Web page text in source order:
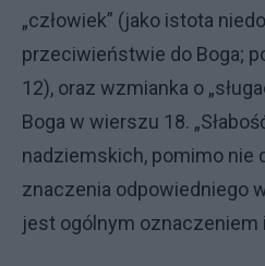
„czło­wiek” (jako istota
przeciwieństwie do Boga;
12), oraz wzmianka o
Boga w wierszu 18.
nadziemskich, pomimo nie
znaczenia odpowiedniego
jest ogól­nym oznaczeniem